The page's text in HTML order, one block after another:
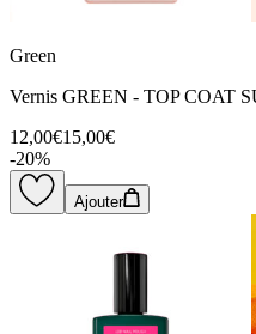
Green
Vernis GREEN - TOP COAT
12,00€15,00€
-20%
Ajouter